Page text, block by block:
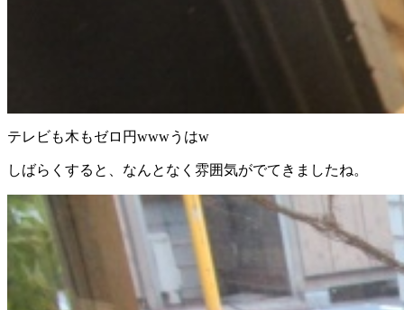
テレビも木もゼロ円wwwうはw
しばらくすると、なんとなく雰囲気がでてきましたね。